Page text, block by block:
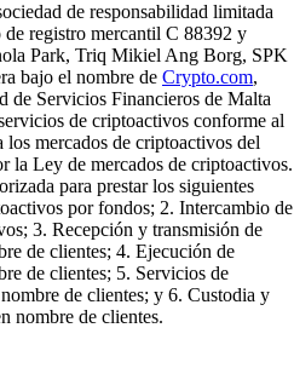
de responsabilidad limitada
registro mercantil C 88392 y
Park, Triq Mikiel Ang Borg, SPK
bajo el nombre de Crypto.com,
de Servicios Financieros de Malta
de criptoactivos conforme al
mercados de criptoactivos del
la Ley de mercados de criptoactivos.
para prestar los siguientes
por fondos; 2. Intercambio de
3. Recepción y transmisión de
de clientes; 4. Ejecución de
de clientes; 5. Servicios de
de clientes; y 6. Custodia y
nombre de clientes.